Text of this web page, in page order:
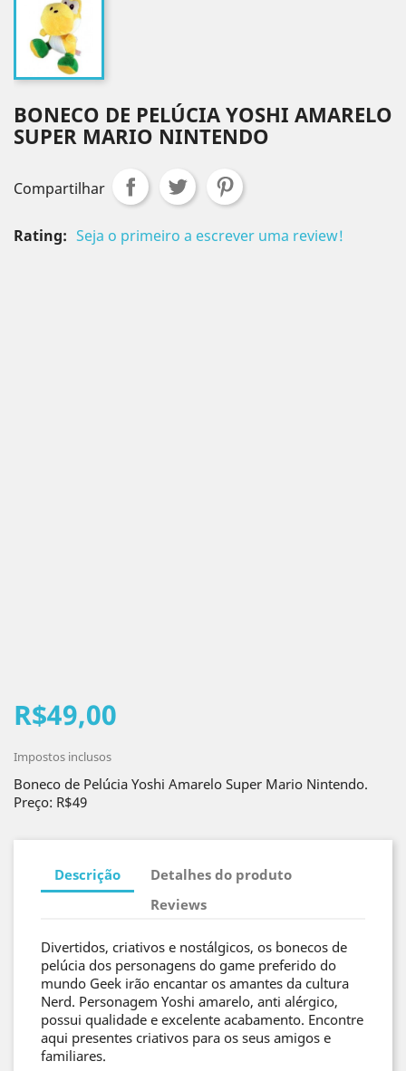
BONECO DE PELÚCIA YOSHI AMARELO
SUPER MARIO NINTENDO
Compartilhar
Rating: Seja o primeiro a escrever uma review!
R$49,00
Impostos inclusos
Boneco de Pelúcia Yoshi Amarelo Super Mario Nintendo.
Preço: R$49
Descrição
Detalhes do produto
Reviews
Divertidos, criativos e nostálgicos, os bonecos de
pelúcia dos personagens do game preferido do
mundo Geek irão encantar os amantes da cultura
Nerd. Personagem Yoshi amarelo, anti alérgico,
possui qualidade e excelente acabamento. Encontre
aqui presentes criativos para os seus amigos e
familiares.